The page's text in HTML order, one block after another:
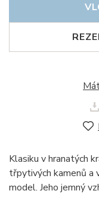
Klasiku v hranatých
třpytivých kamenů a
model. Jeho jemný